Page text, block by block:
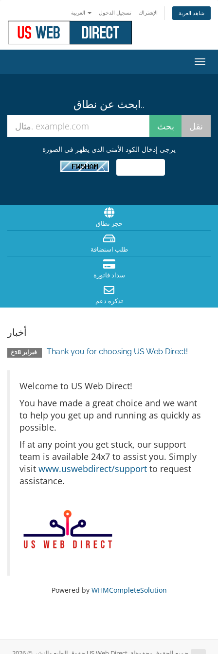
تسجيل الدخول الإشتراك شاهد العربة
تبديل
التنقل
ابحث عن نطاق..
يرجى إدخال الكود الأمني الذي يظهر في الصورة
حجز نطاق
طلب استضافة
سداد فاتورة
تذكرة دعم
أخبار
Thank you for choosing US Web Direct!
Welcome to US Web Direct!
You have made a great choice and we want
to help you get up and running as quickly as
possible.
If at any point you get stuck, our support
team is available 24x7 to assist you. Simply
visit www.uswebdirect/support to request
assistance.
Powered by WHMCompleteSolution